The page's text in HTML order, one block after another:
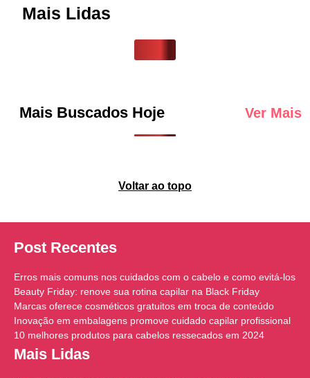
Mais Lidas
Mais Buscados Hoje Ver Mais
Voltar ao topo
Post Recentes
Erros mais comuns nos cuidados com o cabelo e como evitá-los
Beauty Friday: renove sua rotina capilar na Black Friday
Marcas oferece cosméticos gratuitos em troca de conteúdo
Inovação em embalagens promove cuidado capilar profissional
10 melhores produtos para cabelos ressecados em 2024
Mais Lidas